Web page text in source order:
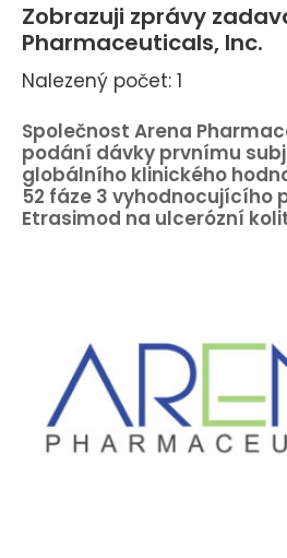
Zobrazuji zprávy
Pharmaceuticals, Inc.
Nalezený počet: 1
Společnost Arena
podání dávky prvnímu
globálního klinického
52 fáze 3 vyhodnocujícího
Etrasimod na ulcerózní